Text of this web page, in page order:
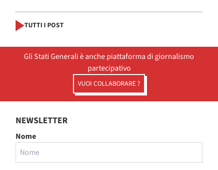
TUTTI I POST
Gli Stati Generali è anche piattaforma di giornalismo
partecipativo
VUOI COLLABORARE ?
NEWSLETTER
Nome